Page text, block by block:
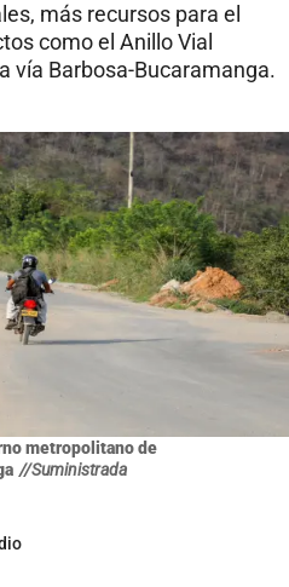
más recursos para el
como el Anillo Vial
vía Barbosa-Bucaramanga.
metropolitano de
//Suministrada